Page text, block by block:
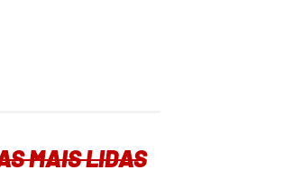
MAIS LIDAS